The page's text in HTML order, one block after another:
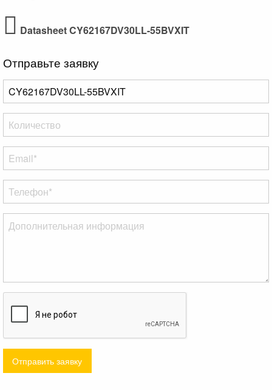
Datasheet CY62167DV30LL-55BVXIT
Отправьте заявку
Отправить заявку